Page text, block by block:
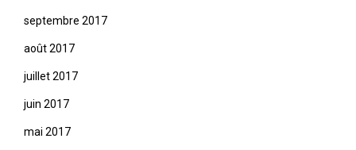
septembre 2017
août 2017
juillet 2017
juin 2017
mai 2017